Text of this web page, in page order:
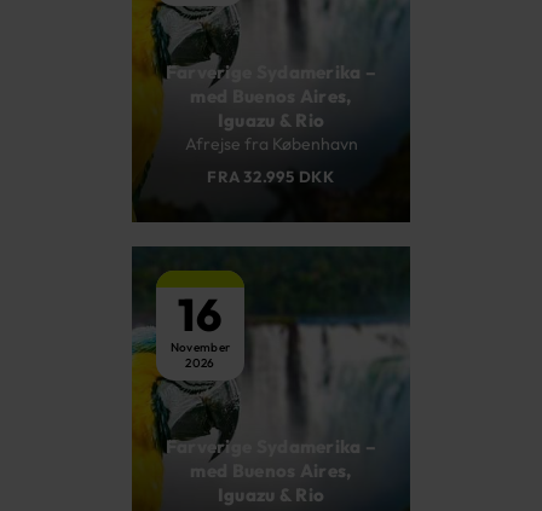
Farverige Sydamerika –
med Buenos Aires,
Iguazu & Rio
Afrejse fra København
FRA 32.995 DKK
16
November
2026
Farverige Sydamerika –
med Buenos Aires,
Iguazu & Rio